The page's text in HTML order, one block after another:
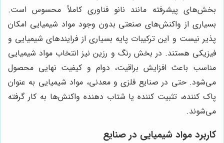
بخش‌های پیشرفته مانند نانو فناوری کاملاً محسوس است.
بسیاری از واکنش‌های صنعتی بدون وجود مواد شیمیایی امکان
پذیر نیست و این ترکیبات پایه بسیاری از فرایندهای شیمیایی و
فیزیکی هستند. در بخش رنگ و رزین نیز انتخاب مواد شیمیایی
مناسب باعث افزایش براقیت، دوام و کیفیت نهایی محصول
می‌شود. حتی در صنایع فلزی و معدنی، مواد شیمیایی به عنوان
پاک کننده، تثبیت کننده یا شتاب دهنده واکنش‌ها به کار گرفته
می‌شوند.
کاربرد مواد شیمیایی در صنایع